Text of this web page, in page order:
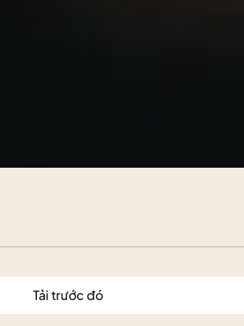
Tải trước đó